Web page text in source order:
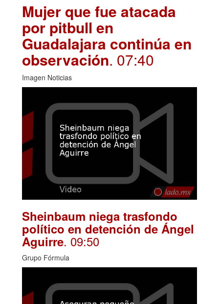
Mujer que fue atacada
por pitbull en
Guadalajara continúa en
observación. 07:40
Imagen Noticias
Sheinbaum niega trasfondo
político en detención de Ángel
Aguirre. 09:50
Grupo Fórmula